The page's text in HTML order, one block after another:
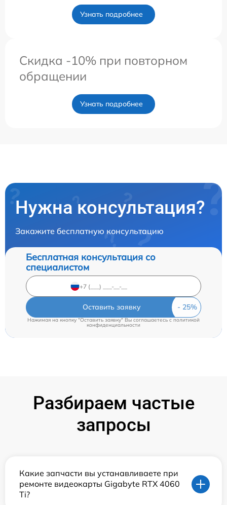
Узнать подробнее
Скидка -10% при повторном
обращении
Узнать подробнее
Нужна консультация?
Закажите бесплатную консультацию
Бесплатная консультация со
специалистом
Оставить заявку
Нажимая на кнопку "Оставить заявку" Вы соглашаетесь c политикой
конфиденциальности
Разбираем частые
запросы
Какие запчасти вы устанавливаете при
ремонте видеокарты Gigabyte RTX 4060
Ti?